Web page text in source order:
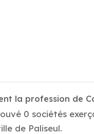
la profession de
0 sociétés
de Paliseul.